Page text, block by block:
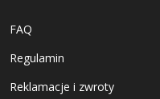
FAQ
Regulamin
Reklamacje i zwroty